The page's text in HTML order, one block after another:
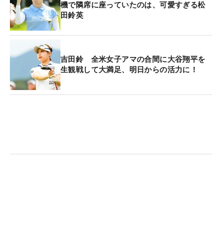
機で隣席に座っていたのは、可愛すぎる松
田鈴英
吉田鈴 全米女子アマの合間に大谷翔平を
生観戦して大満足、明日からの活力に！